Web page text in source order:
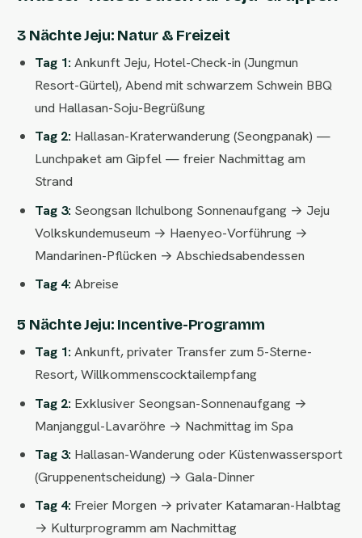
3 Nächte Jeju: Natur & Freizeit
Tag 1: Ankunft Jeju, Hotel-Check-in (Jungmun
Resort-Gürtel), Abend mit schwarzem Schwein BBQ
und Hallasan-Soju-Begrüßung
Tag 2: Hallasan-Kraterwanderung (Seongpanak) —
Lunchpaket am Gipfel — freier Nachmittag am
Strand
Tag 3: Seongsan Ilchulbong Sonnenaufgang → Jeju
Volkskundemuseum → Haenyeo-Vorführung →
Mandarinen-Pflücken → Abschiedsabendessen
Tag 4: Abreise
5 Nächte Jeju: Incentive-Programm
Tag 1: Ankunft, privater Transfer zum 5-Sterne-
Resort, Willkommenscocktailempfang
Tag 2: Exklusiver Seongsan-Sonnenaufgang →
Manjanggul-Lavaröhre → Nachmittag im Spa
Tag 3: Hallasan-Wanderung oder Küstenwassersport
(Gruppenentscheidung) → Gala-Dinner
Tag 4: Freier Morgen → privater Katamaran-Halbtag
→ Kulturprogramm am Nachmittag